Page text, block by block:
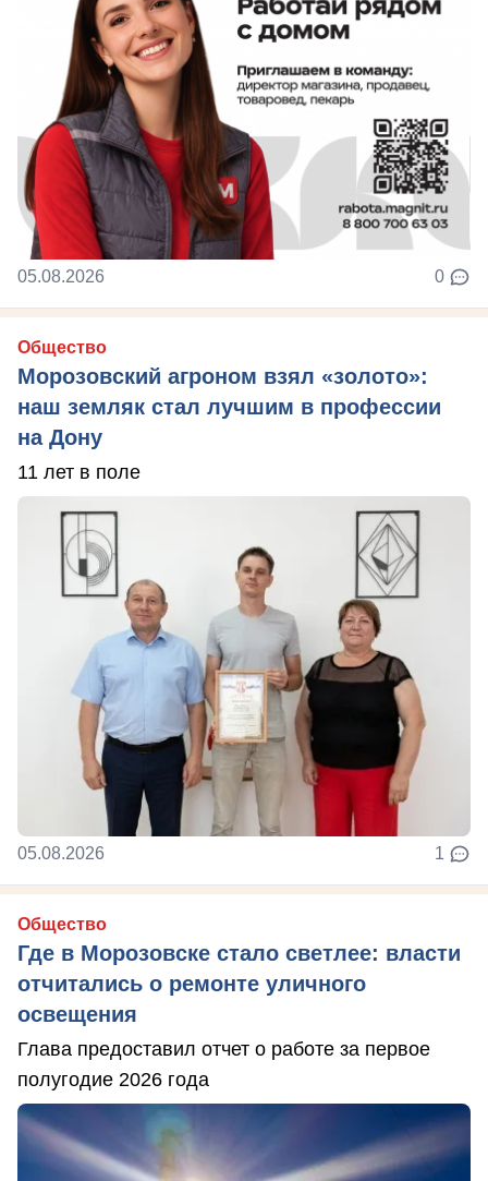
05.08.2026 0
Общество
Морозовский агроном взял «золото»:
наш земляк стал лучшим в профессии
на Дону
11 лет в поле
05.08.2026 1
Общество
Где в Морозовске стало светлее: власти
отчитались о ремонте уличного
освещения
Глава предоставил отчет о работе за первое
полугодие 2026 года